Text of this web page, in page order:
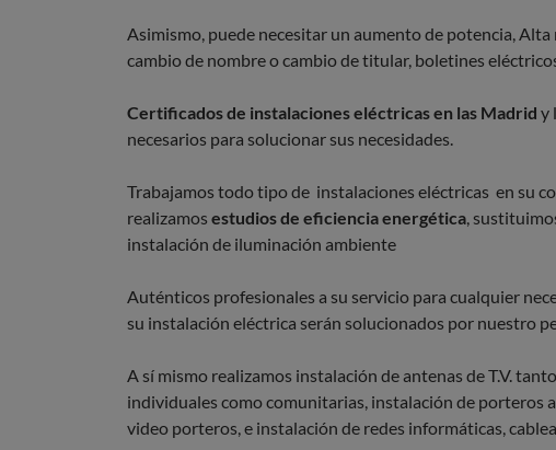
Asimismo, puede necesitar un aumento de potencia, Alta
cambio de nombre o cambio de titular, boletines
Certificados de instalaciones eléctricas en las Madrid y
necesarios para solucionar sus necesidades.
Trabajamos todo tipo de instalaciones eléctricas en su
realizamos estudios de eficiencia energética,
instalación de iluminación ambiente
Auténticos profesionales a su servicio para cualquier
su instalación eléctrica serán solucionados por nuestro
A sí mismo realizamos instalación de antenas de T.V. tanto
individuales como comunitarias, instalación de porteros
video porteros, e instalación de redes informáticas,